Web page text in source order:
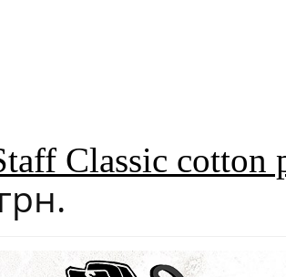
Classic cotton
грн.